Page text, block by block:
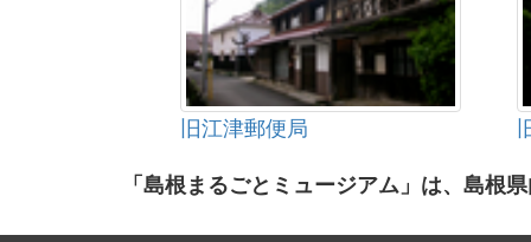
旧江津郵便局
「島根まるごとミュージアム」は、島根